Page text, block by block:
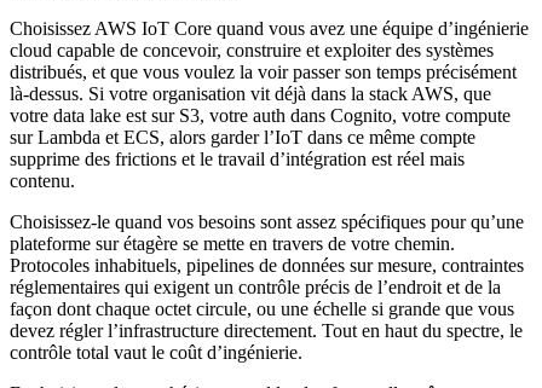
Choisissez AWS IoT Core quand vous avez une équipe d’ingénierie
cloud capable de concevoir, construire et exploiter des systèmes
distribués, et que vous voulez la voir passer son temps précisément
là-dessus. Si votre organisation vit déjà dans la stack AWS, que
votre data lake est sur S3, votre auth dans Cognito, votre compute
sur Lambda et ECS, alors garder l’IoT dans ce même compte
supprime des frictions et le travail d’intégration est réel mais
contenu.
Choisissez-le quand vos besoins sont assez spécifiques pour qu’une
plateforme sur étagère se mette en travers de votre chemin.
Protocoles inhabituels, pipelines de données sur mesure, contraintes
réglementaires qui exigent un contrôle précis de l’endroit et de la
façon dont chaque octet circule, ou une échelle si grande que vous
devez régler l’infrastructure directement. Tout en haut du spectre, le
contrôle total vaut le coût d’ingénierie.